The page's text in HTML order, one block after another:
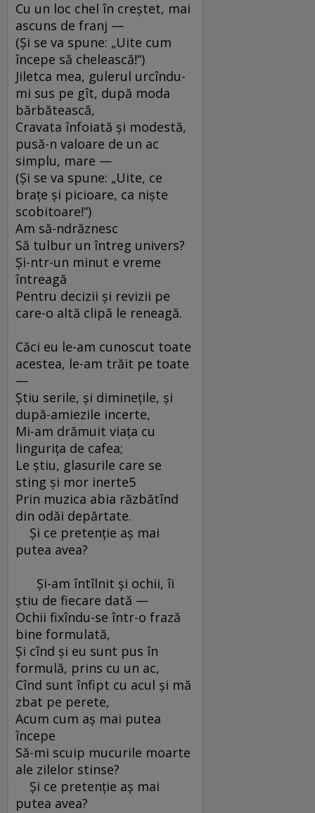
Cu un loc chel în creştet, mai
ascuns de franj —
(Şi se va spune: „Uite cum
începe să chelească!“)
Jiletca mea, gulerul urcîndu-
mi sus pe gît, după moda
bărbătească,
Cravata înfoiată şi modestă,
pusă-n valoare de un ac
simplu, mare —
(Şi se va spune: „Uite, ce
braţe şi picioare, ca nişte
scobitoare!“)
Am să-ndrăznesc
Să tulbur un întreg univers?
Şi-ntr-un minut e vreme
întreagă
Pentru decizii şi revizii pe
care-o altă clipă le reneagă.
Căci eu le-am cunoscut toate
acestea, le-am trăit pe toate
—
Ştiu serile, şi dimineţile, şi
după-amiezile incerte,
Mi-am drămuit viaţa cu
linguriţa de cafea;
Le ştiu, glasurile care se
sting şi mor inerte5
Prin muzica abia răzbătînd
din odăi depărtate.
Şi ce pretenţie aş mai
putea avea?
Şi-am întîlnit şi ochii, îi
ştiu de fiecare dată —
Ochii fixîndu-se într-o frază
bine formulată,
Şi cînd şi eu sunt pus în
formulă, prins cu un ac,
Cînd sunt înfipt cu acul şi mă
zbat pe perete,
Acum cum aş mai putea
începe
Să-mi scuip mucurile moarte
ale zilelor stinse?
Şi ce pretenţie aş mai
putea avea?